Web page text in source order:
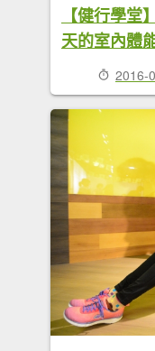
【健行學
天的室內體
2016-